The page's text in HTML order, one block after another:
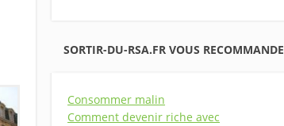
SORTIR-DU-RSA.FR VOUS RECOMMANDE
Consommer malin
Comment devenir riche avec